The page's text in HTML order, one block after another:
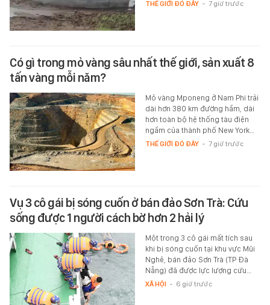
THẾ GIỚI ĐÓ ĐÂY - 7 giờ trước
Có gì trong mỏ vàng sâu nhất thế giới, sản xuất 8
tấn vàng mỗi năm?
Mỏ vàng Mponeng ở Nam Phi trải
dài hơn 380 km đường hầm, dài
hơn toàn bộ hệ thống tàu điện
ngầm của thành phố New York…
THẾ GIỚI ĐÓ ĐÂY - 7 giờ trước
Vụ 3 cô gái bị sóng cuốn ở bán đảo Sơn Trà: Cứu
sống được 1 người cách bờ hơn 2 hải lý
Một trong 3 cô gái mất tích sau
khi bị sóng cuốn tại khu vực Mũi
Nghê, bán đảo Sơn Trà (TP Đà
Nẵng) đã được lực lượng cứu…
XÃ HỘI - 6 giờ trước